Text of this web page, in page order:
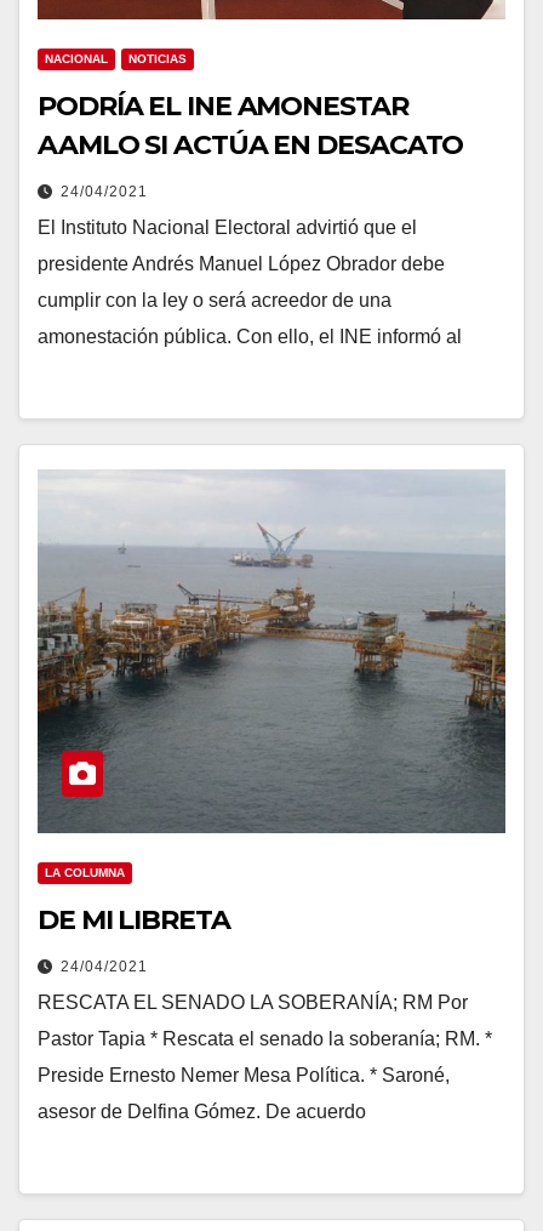
NACIONAL NOTICIAS
PODRÍA EL INE AMONESTAR
AAMLO SI ACTÚA EN DESACATO
24/04/2021
El Instituto Nacional Electoral advirtió que el
presidente Andrés Manuel López Obrador debe
cumplir con la ley o será acreedor de una
amonestación pública. Con ello, el INE informó al
LA COLUMNA
DE MI LIBRETA
24/04/2021
RESCATA EL SENADO LA SOBERANÍA; RM Por
Pastor Tapia * Rescata el senado la soberanía; RM. *
Preside Ernesto Nemer Mesa Política. * Saroné,
asesor de Delfina Gómez. De acuerdo